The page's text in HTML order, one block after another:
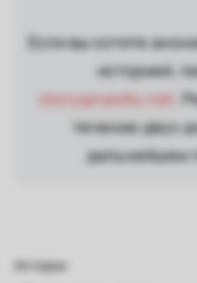
Если вы хотите
историей,
story@nasiliu.net
.
течение двух
дальнейшем
Истории